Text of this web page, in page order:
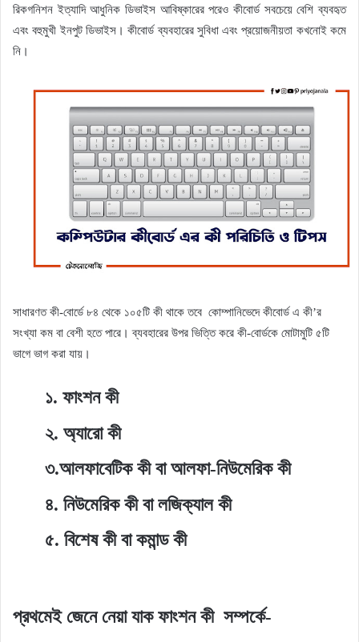
রিকগনিশন ইত্যাদি আধুনিক ডিভাইস আবিষ্কারের পরেও কীবোর্ড সবচেয়ে বেশি ব্যবহৃত
এবং বহুমুখী ইনপুট ডিভাইস। কীবোর্ড ব্যবহারের সুবিধা এবং প্রয়োজনীয়তা কখনোই কমে
নি।
সাধারণত কী-বোর্ডে ৮৪ থেকে ১০৫টি কী থাকে তবে কোম্পানিভেদে কীবোর্ড এ কী’র
সংখ্যা কম বা বেশী হতে পারে। ব্যবহারের উপর ভিত্তি করে কী-বোর্ডকে মোটামুটি ৫টি
ভাগে ভাগ করা যায়।
১. ফাংশন কী
২. অ্যারো কী
৩.আলফাবেটিক কী বা আলফা-নিউমেরিক কী
৪. নিউমেরিক কী বা লজিক্যাল কী
৫. বিশেষ কী বা কমান্ড কী
প্রথমেই জেনে নেয়া যাক ফাংশন কী সম্পর্কে-